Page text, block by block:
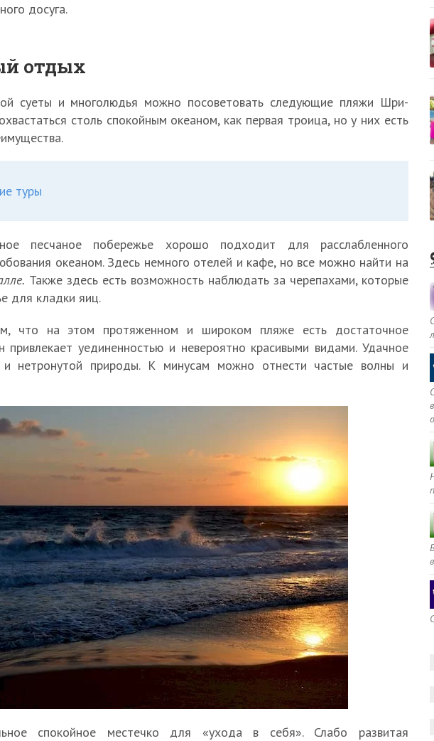
досуга.
отдых
суеты и многолюдья можно посоветовать следующие пляжи Шри-
столь спокойным океаном, как первая троица, но у них есть
туры
песчаное побережье хорошо подходит для расслабленного
океаном. Здесь немного отелей и кафе, но все можно найти на
Также здесь есть возможность наблюдать за черепахами, которые
для кладки яиц.
что на этом протяженном и широком пляже есть достаточное
привлекает уединенностью и невероятно красивыми видами. Удачное
и нетронутой природы. К минусам можно отнести частые волны и
спокойное местечко для «ухода в себя». Слабо развитая